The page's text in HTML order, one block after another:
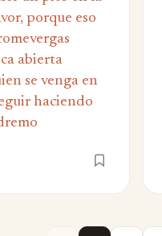
porque eso
abierta
se venga en
haciendo